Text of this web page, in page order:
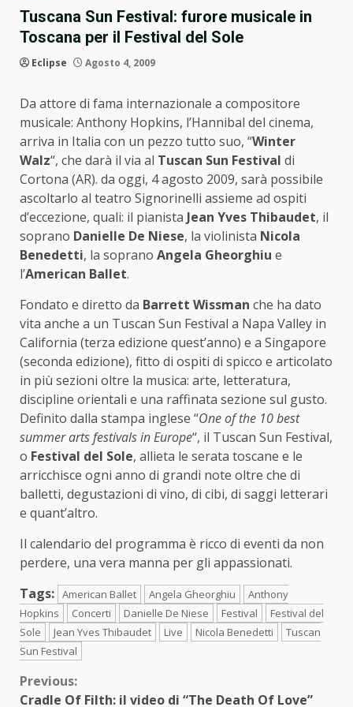
Tuscana Sun Festival: furore musicale in
Toscana per il Festival del Sole
Eclipse Agosto 4, 2009
Da attore di fama internazionale a compositore
musicale: Anthony Hopkins, l’Hannibal del cinema,
arriva in Italia con un pezzo tutto suo, “Winter
Walz“, che darà il via al Tuscan Sun Festival di
Cortona (AR). da oggi, 4 agosto 2009, sarà possibile
ascoltarlo al teatro Signorinelli assieme ad ospiti
d’eccezione, quali: il pianista Jean Yves Thibaudet, il
soprano Danielle De Niese, la violinista Nicola
Benedetti, la soprano Angela Gheorghiu e
l’American Ballet.
Fondato e diretto da Barrett Wissman che ha dato
vita anche a un Tuscan Sun Festival a Napa Valley in
California (terza edizione quest’anno) e a Singapore
(seconda edizione), fitto di ospiti di spicco e articolato
in più sezioni oltre la musica: arte, letteratura,
discipline orientali e una raffinata sezione sul gusto.
Definito dalla stampa inglese “One of the 10 best
summer arts festivals in Europe“, il Tuscan Sun Festival,
o Festival del Sole, allieta le serata toscane e le
arricchisce ogni anno di grandi note oltre che di
balletti, degustazioni di vino, di cibi, di saggi letterari
e quant’altro.
Il calendario del programma è ricco di eventi da non
perdere, una vera manna per gli appassionati.
Tags: American Ballet Angela Gheorghiu
Anthony
Hopkins
Concerti Danielle De Niese Festival
Festival del
Sole
Jean Yves Thibaudet Live Nicola Benedetti
Tuscan
Sun Festival
Continue
Previous:
Cradle Of Filth: il video di “The Death Of Love”